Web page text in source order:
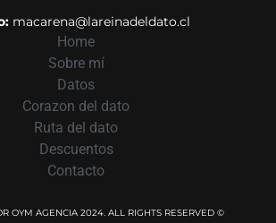
macarena@lareinadeldato.cl
Home
Sobre mí
Datos
Corazon del dato
Ruta del dato
Descuentos
Contacto
OYM AGENCIA 2024. ALL RIGHTS RESERVED ©